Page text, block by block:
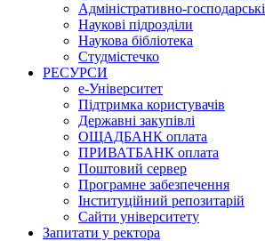
Адміністративно-господарські
Наукові підрозділи
Наукова бібліотека
Студмістечко
РЕСУРСИ
е-Університет
Підтримка користувачів
Державні закупівлі
ОЩАДБАНК оплата
ПРИВАТБАНК оплата
Поштовий сервер
Програмне забезпечення
Інституційний репозитарій
Сайти університету
Запитати у ректора